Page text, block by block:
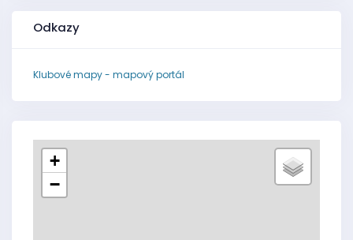
Odkazy
Klubové mapy - mapový portál
+
−